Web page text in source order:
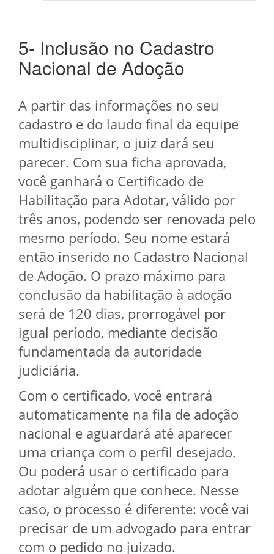
5- Inclusão no Cadastro
Nacional de Adoção
A partir das informações no seu
cadastro e do laudo final da equipe
multidisciplinar, o juiz dará seu
parecer. Com sua ficha aprovada,
você ganhará o Certificado de
Habilitação para Adotar, válido por
três anos, podendo ser renovada pelo
mesmo período. Seu nome estará
então inserido no Cadastro Nacional
de Adoção. O prazo máximo para
conclusão da habilitação à adoção
será de 120 dias, prorrogável por
igual período, mediante decisão
fundamentada da autoridade
judiciária.
Com o certificado, você entrará
automaticamente na fila de adoção
nacional e aguardará até aparecer
uma criança com o perfil desejado.
Ou poderá usar o certificado para
adotar alguém que conhece. Nesse
caso, o processo é diferente: você vai
precisar de um advogado para entrar
com o pedido no juizado.